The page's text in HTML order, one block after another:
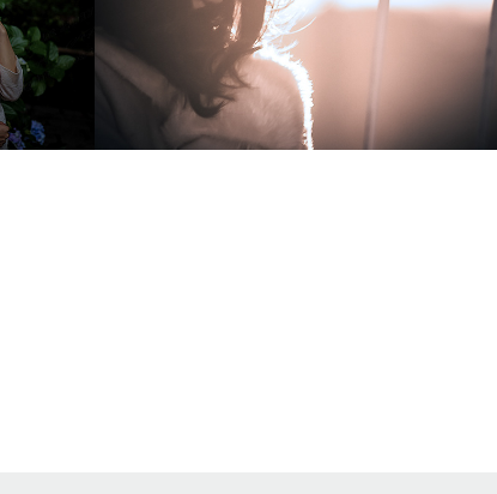
Digital Art, Digital Photography, Photography